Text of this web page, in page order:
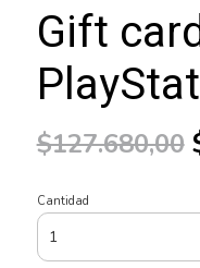
Gift
$127.680,00
Cantidad